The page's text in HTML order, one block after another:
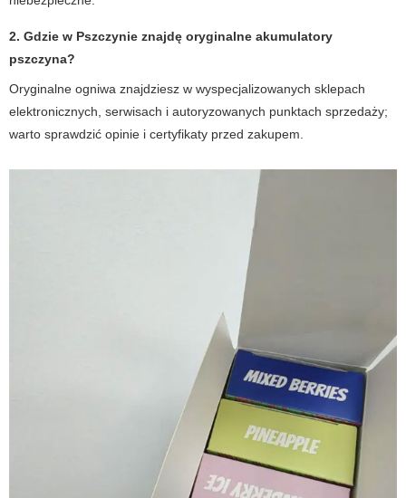
2. Gdzie w Pszczynie znajdę oryginalne akumulatory
pszczyna?
Oryginalne ogniwa znajdziesz w wyspecjalizowanych sklepach
elektronicznych, serwisach i autoryzowanych punktach sprzedaży;
warto sprawdzić opinie i certyfikaty przed zakupem.